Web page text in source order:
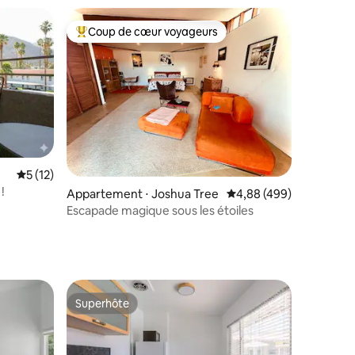
: 4,92 sur 5
appréciés
Évaluation moyenne sur la base de 12 commentaires : 5 sur 5
5 (12)
Coups de cœur voyageurs les plus appréciés
Coup de cœur voyageurs
Appartement ⋅ Joshua Tree Évaluation moyenne
4,88 (499)
Escapade magique sous les étoiles
Superhôte
Superhôte